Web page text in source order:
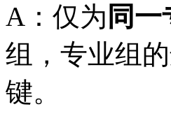
A：仅为 同
组，专业组
键。